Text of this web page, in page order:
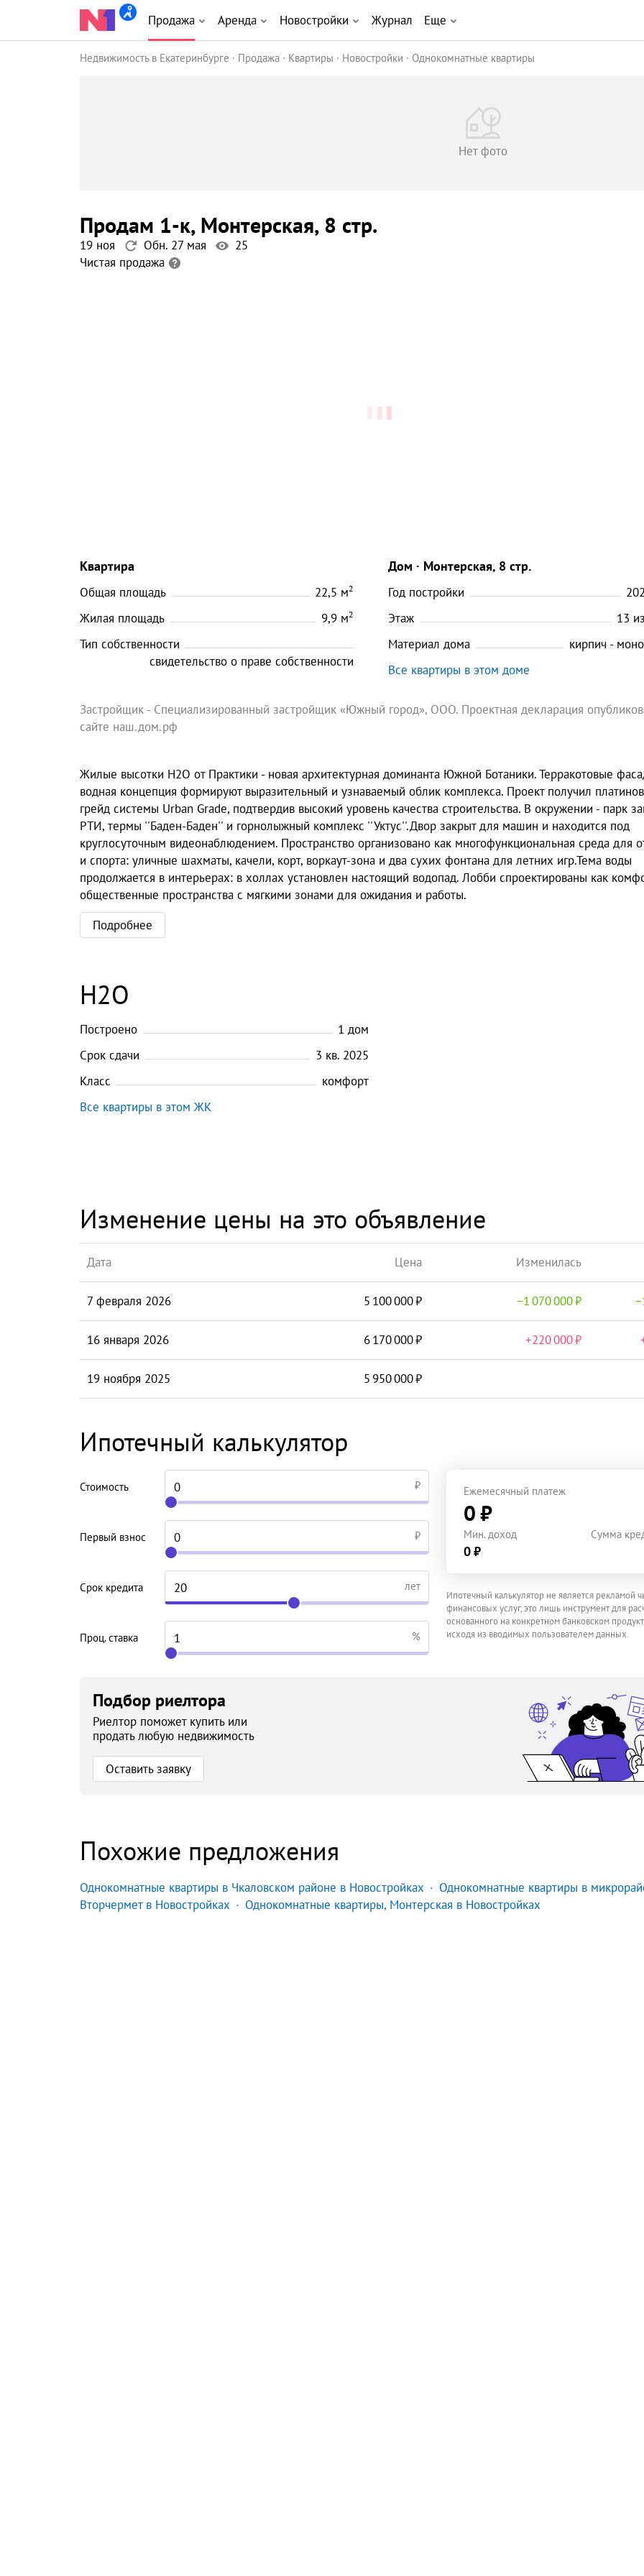
Продажа Аренда Новостройки Журнал Еще
Недвижимость в Екатеринбурге Продажа Квартиры Новостройки Однокомнатные квартиры
Нет фото
продам 1-к, Монтерская, 8 стр.
19 ноя Обн. 27 мая
25
Чистая продажа
Квартира
Общая площадь 22,5 м2
Жилая площадь 9,9 м2
Тип собственности
свидетельство о праве собственности
Дом Монтерская, 8 стр.
Год постройки
Этаж
13
Материал дома
кирпич -
Все квартиры в этом доме
Застройщик - Специализированный застройщик «Южный город», ООО. Проектная декларация
сайте наш.дом.рф
Жилые высотки Н2О от Практики - новая архитектурная доминанта Южной Ботаники. Терракотовые
водная концепция формируют выразительный и узнаваемый облик комплекса. Проект получил
грейд системы Urban Grade, подтвердив высокий уровень качества строительства. В окружении - парк
РТИ, термы ''Баден-Баден'' и горнолыжный комплекс ''Уктус''.Двор закрыт для машин и находится под
круглосуточным видеонаблюдением. Пространство организовано как многофункциональная среда для
и спорта: уличные шахматы, качели, корт, воркаут-зона и два сухих фонтана для летних игр.Тема воды
продолжается в интерьерах: в холлах установлен настоящий водопад. Лобби спроектированы как
общественные пространства с мягкими зонами для ожидания и работы.
Подробнее
H2O
Построено 1 дом
Срок сдачи
3 кв. 2025
Класс
комфорт
Все квартиры в этом ЖК
Изменение цены на это объявление
Дата Цена Изменилась
7 февраля 2026 5 100 000 −1 070 000 −
16 января 2026 6 170 000 +220 000
19 ноября 2025 5 950 000
Ипотечный калькулятор
Стоимость ₽
Первый взнос ₽
Срок кредита лет
Проц. ставка %
Ежемесячный платеж
0 ₽
Мин. доход
0 ₽
Сумма
Ипотечный калькулятор не является рекламой
финансовых услуг, это лишь инструмент для
основанного на конкретном банковском
исходя из вводимых пользователем данных.
Подбор риелтора
Риелтор поможет купить или
продать любую недвижимость
Оставить заявку
Похожие предложения
Однокомнатные квартиры в Чкаловском районе в Новостройках
Однокомнатные квартиры в
Вторчермет в Новостройках
Однокомнатные квартиры, Монтерская в Новостройках